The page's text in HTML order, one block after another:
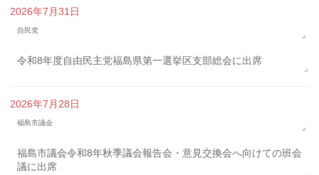
2026年7月31日
自民党
令和8年度自由民主党福島県第一選挙区支部総会に出席
2026年7月28日
福島市議会
福島市議会令和8年秋季議会報告会・意見交換会へ向けての班会
議に出席